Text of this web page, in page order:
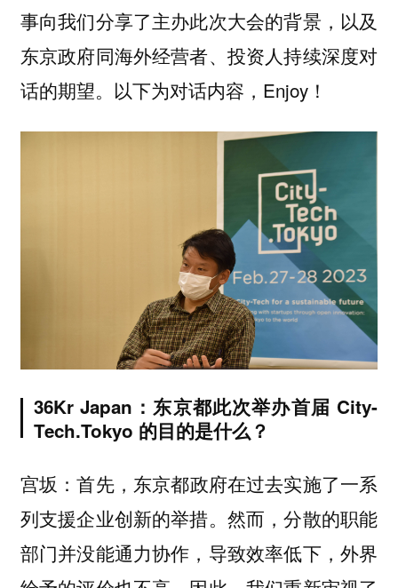
事向我们分享了主办此次大会的背景，以及
东京政府同海外经营者、投资人持续深度对
话的期望。以下为对话内容，Enjoy！
36Kr Japan：东京都此次举办首届 City-
Tech.Tokyo 的目的是什么？
宫坂：首先，东京都政府在过去实施了一系
列支援企业创新的举措。然而，分散的职能
部门并没能通力协作，导致效率低下，外界